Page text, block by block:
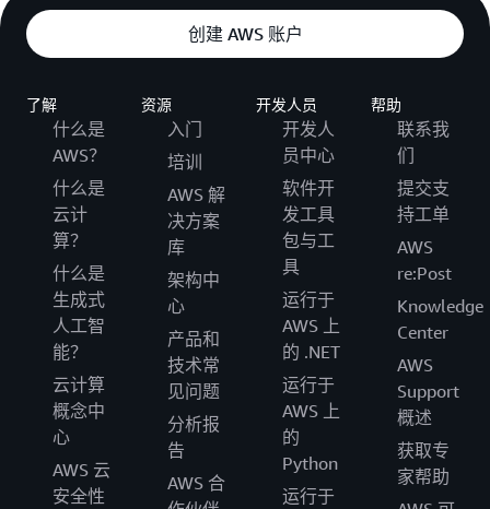
创建 AWS 账户
了解
什么是
AWS？
什么是
云计
算？
什么是
生成式
人工智
能？
云计算
概念中
心
AWS 云
安全性
资源
入门
培训
AWS 解
决方案
库
架构中
心
产品和
技术常
见问题
分析报
告
AWS 合
开发人员
开发人
员中心
软件开
发工具
包与工
具
运行于
AWS 上
的 .NET
运行于
AWS 上
的
Python
运行于
帮助
联系我
们
提交支
持工单
AWS
re:Post
Knowledge
Center
AWS
Support
概述
获取专
家帮助